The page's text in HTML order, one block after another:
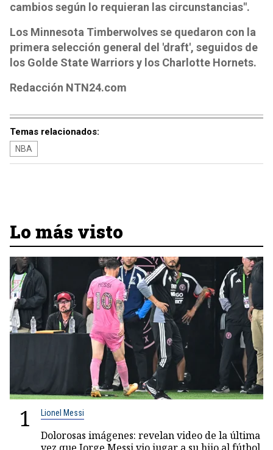
cambios según lo requieran las circunstancias".
Los Minnesota Timberwolves se quedaron con la
primera selección general del 'draft', seguidos de
los Golde State Warriors y los Charlotte Hornets.
Redacción NTN24.com
Temas relacionados:
NBA
Lo más visto
1 Lionel Messi
Dolorosas imágenes: revelan video de la última